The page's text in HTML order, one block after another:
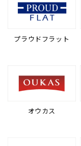
プラウドフラット
オウカス